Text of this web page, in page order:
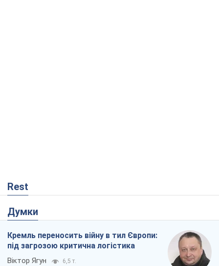
Rest
Думки
Кремль переносить війну в тил Європи:
під загрозою критична логістика
Віктор Ягун 6,5 т.